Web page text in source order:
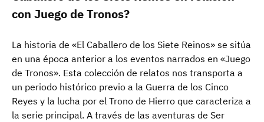
con Juego de Tronos?
La historia de «El Caballero de los Siete Reinos» se sitúa
en una época anterior a los eventos narrados en «Juego
de Tronos». Esta colección de relatos nos transporta a
un periodo histórico previo a la Guerra de los Cinco
Reyes y la lucha por el Trono de Hierro que caracteriza a
la serie principal. A través de las aventuras de Ser